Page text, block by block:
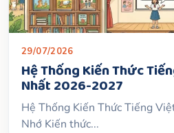
29/07/2026
Hệ Thống Kiến Thức
Nhất 2026-2027
Hệ Thống Kiến Thức Tiếng
Nhớ Kiến thức...